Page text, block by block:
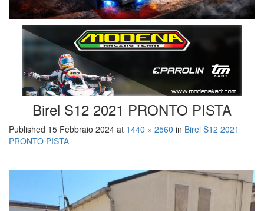
Birel S12 2021 PRONTO PISTA
Published 15 Febbraio 2024 at 1440 × 2560 in Birel S12 2021
PRONTO PISTA